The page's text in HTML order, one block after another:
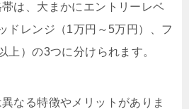
は、大まかにエントリーレベ
ドレンジ（1万円～5万円）、フ
上）の3つに分けられます。
なる特徴やメリットがありま